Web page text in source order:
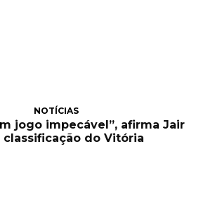
NOTÍCIAS
jogo impecável”, afirma Jair
classificação do Vitória